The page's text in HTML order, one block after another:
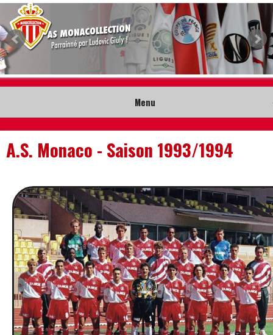
Menu
Accueil
Nouveautés
Musée
Contact
A.S. Monaco - Saison 1993/1994